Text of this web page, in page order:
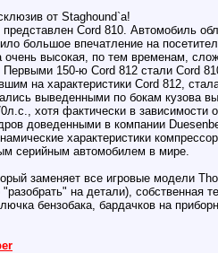
от Staghound`а!
Cord 810. Автомобиль
большое впечатление на
высокая, по тем временам,
150-ю Cord 812 стали Cord
на характеристики Cord 812,
выведенными по бокам кузова
хотя фактически в
доведенными в компании
характеристики
серийным автомобилем в мире.
заменяет все игровые модели
на детали), собственная
бензобака, бардачков на